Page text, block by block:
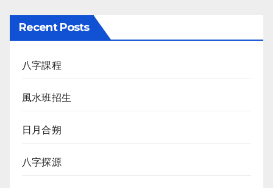
Recent Posts
八字課程
風水班招生
日月合朔
八字探源